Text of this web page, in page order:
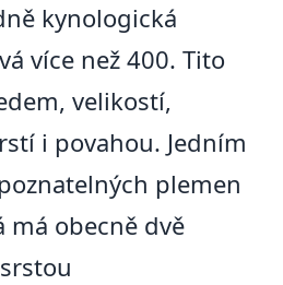
kynologická
více než 400. Tito
velikostí,
i povahou. Jedním
plemen
má obecně dvě